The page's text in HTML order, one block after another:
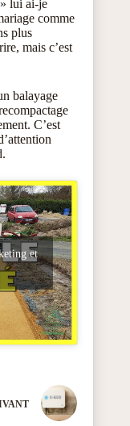
lui ai-je
comme
plus
mais c’est
balayage
C’est
et